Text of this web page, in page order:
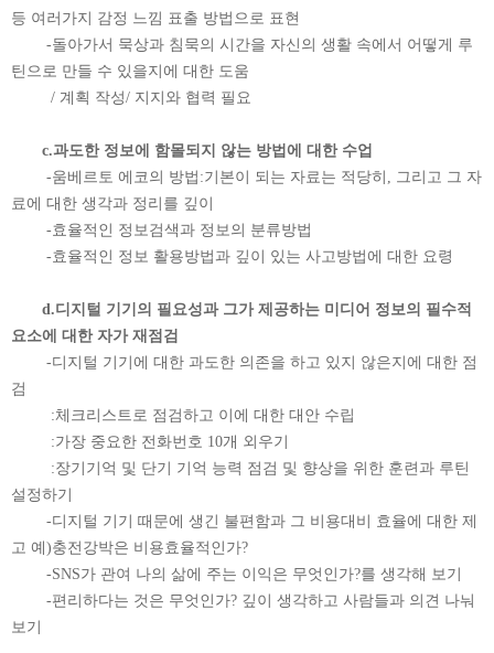
등 여러가지 감정 느낌 표출 방법으로 표현
-돌아가서 묵상과 침묵의 시간을 자신의 생활 속에서 어떻게 루
틴으로 만들 수 있을지에 대한 도움
/ 계획 작성/ 지지와 협력 필요
c.과도한 정보에 함몰되지 않는 방법에 대한 수업
-움베르토 에코의 방법:기본이 되는 자료는 적당히, 그리고 그 자
료에 대한 생각과 정리를 깊이
-효율적인 정보검색과 정보의 분류방법
-효율적인 정보 활용방법과 깊이 있는 사고방법에 대한 요령
d.디지털 기기의 필요성과 그가 제공하는 미디어 정보의 필수적
요소에 대한 자가 재점검
-디지털 기기에 대한 과도한 의존을 하고 있지 않은지에 대한 점
검
:체크리스트로 점검하고 이에 대한 대안 수립
:가장 중요한 전화번호 10개 외우기
:장기기억 및 단기 기억 능력 점검 및 향상을 위한 훈련과 루틴
설정하기
-디지털 기기 때문에 생긴 불편함과 그 비용대비 효율에 대한 제
고 예)충전강박은 비용효율적인가?
-SNS가 관여 나의 삶에 주는 이익은 무엇인가?를 생각해 보기
-편리하다는 것은 무엇인가? 깊이 생각하고 사람들과 의견 나눠
보기